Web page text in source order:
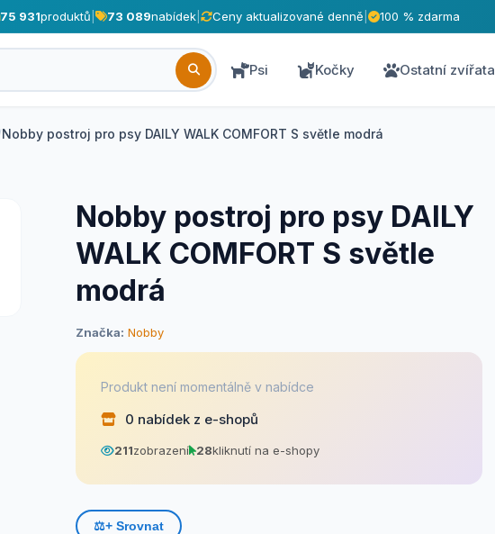
75 931produktů 73 089nabídek| Ceny aktualizované denně 100 % zdarma
Psi Kočky Ostatní zvířata
Nobby postroj pro psy DAILY WALK COMFORT S světle modrá
Nobby postroj pro psy DAILY
WALK COMFORT S světle
modrá
Značka: Nobby
Produkt není momentálně v nabídce
0 nabídek z e-shopů
211zobrazení 28kliknutí na e-shopy
⚖️+ Srovnat